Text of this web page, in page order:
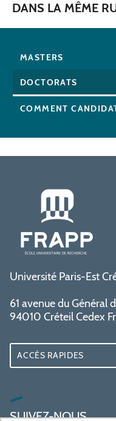
DANS LA MÊME
MASTERS
DOCTORATS
COMMENT
Université Paris-Est
61 avenue du Général
94010 Créteil Cedex
ACCÈS RAPIDES
SUIVEZ-NOUS